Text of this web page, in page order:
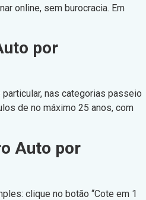
online, sem burocracia. Em
por
nas categorias passeio
de no máximo 25 anos, com
Auto por
clique no botão “Cote em 1